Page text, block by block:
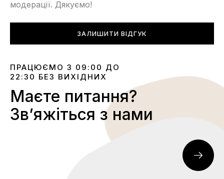
модерації. Дякуємо!
ЗАЛИШИТИ ВІДГУК
ПРАЦЮЄМО З 09:00 ДО
22:30 БЕЗ ВИХІДНИХ
Маєте питання?
Звʼяжіться з нами